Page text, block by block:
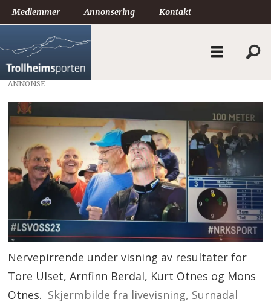
Medlemmer Annonsering Kontakt
ANNONSE
Nervepirrende under visning av resultater for
Tore Ulset, Arnfinn Berdal, Kurt Otnes og Mons
Otnes. Skjermbilde fra livevisning, Surnadal